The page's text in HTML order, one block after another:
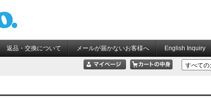
返品・交換について メールが届かないお客様へ English Inquiry